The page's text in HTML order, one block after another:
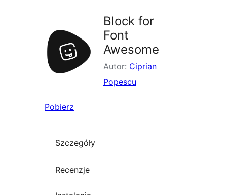
Block for
Font
Awesome
Autor: Ciprian
Popescu
Pobierz
Szczegóły
Recenzje